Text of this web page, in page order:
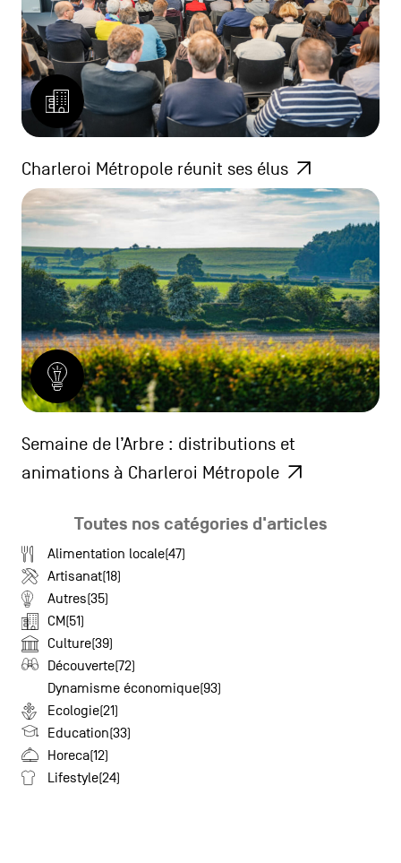
Charleroi Métropole réunit ses élus
Semaine de l’Arbre : distributions et
animations à Charleroi Métropole
Toutes nos catégories d'articles
Alimentation locale(47)
Artisanat(18)
Autres(35)
CM(51)
Culture(39)
Découverte(72)
Dynamisme économique(93)
Ecologie(21)
Education(33)
Horeca(12)
Lifestyle(24)